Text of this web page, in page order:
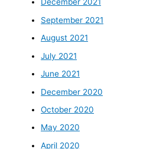
December 2021
September 2021
August 2021
July 2021
June 2021
December 2020
October 2020
May 2020
April 2020